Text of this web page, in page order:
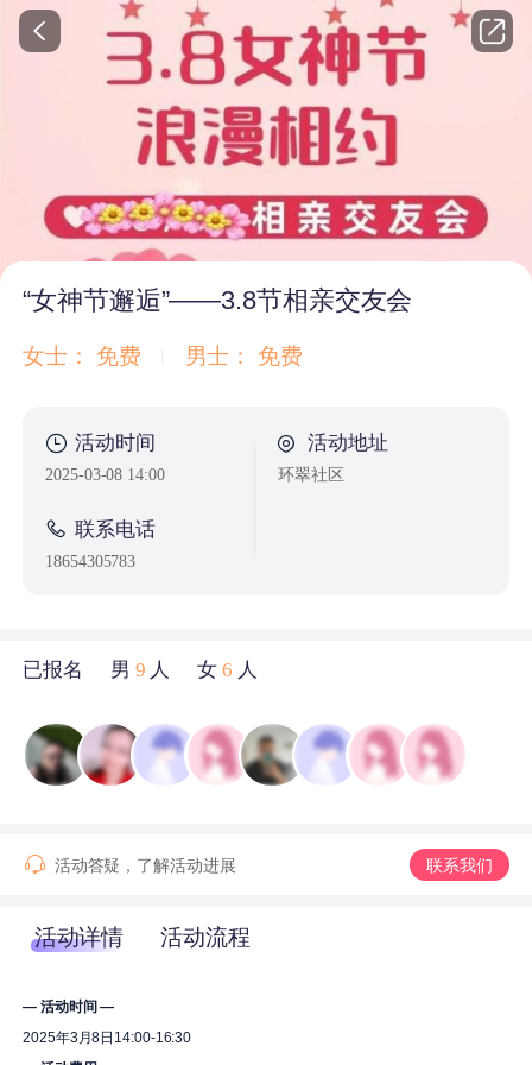
“女神节邂逅”——3.8节相亲交友会
女士： 免费 男士： 免费
活动时间
2025-03-08 14:00
联系电话
18654305783
活动地址
环翠社区
已报名 男 9 人 女6 人
活动答疑，了解活动进展 联系我们
活动详情 活动流程
— 活动时间 —
2025年3月8日14:00-16:30